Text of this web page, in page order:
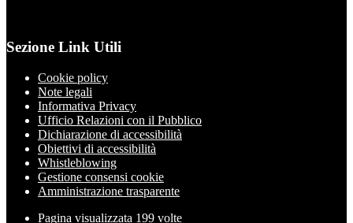
Sezione Link Utili
Cookie policy
Note legali
Informativa Privacy
Ufficio Relazioni con il Pubblico
Dichiarazione di accessibilità
Obiettivi di accessibilità
Whistleblowing
Gestione consensi cookie
Amministrazione trasparente
Pagina visualizzata 199 volte